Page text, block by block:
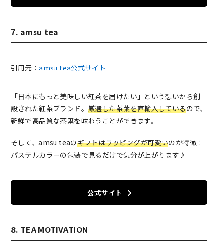
7. amsu tea
引用元：amsu tea公式サイト
「日本にもっと美味しい紅茶を届けたい」という想いから創
設された紅茶ブランド。厳選した茶葉を直輸入しているので、
新鮮で高品質な茶葉を味わうことができます。
そして、amsu teaのギフトはラッピングが可愛いのが特徴！
パステルカラーの包装で見るだけで気分が上がります♪
公式サイト
8. TEA MOTIVATION